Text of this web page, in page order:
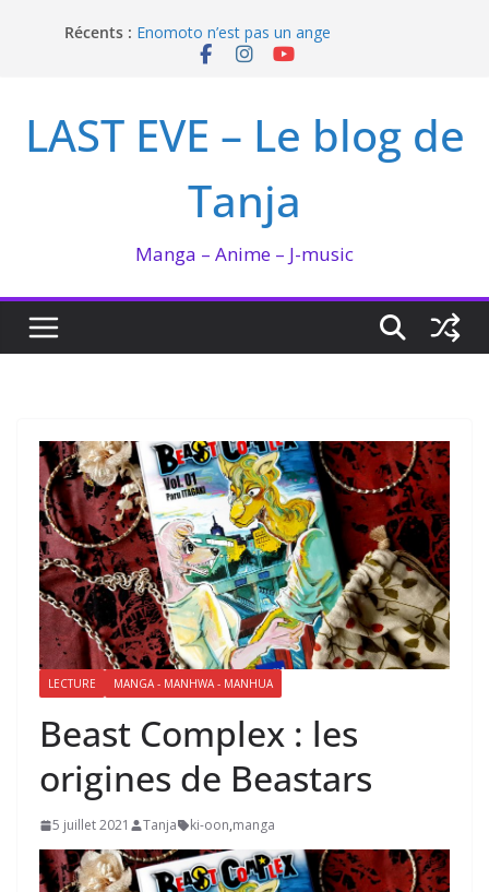
Récents : Enomoto n’est pas un ange
QUEEN BEE enflamme le Bataclan
I’m not in love de Zeniko Sumiya
LAST EVE – Le blog de
Tanja
Manga – Anime – J-music
LECTURE MANGA - MANHWA - MANHUA
Beast Complex : les
origines de Beastars
5 juillet 2021 Tanja ki-oon,manga